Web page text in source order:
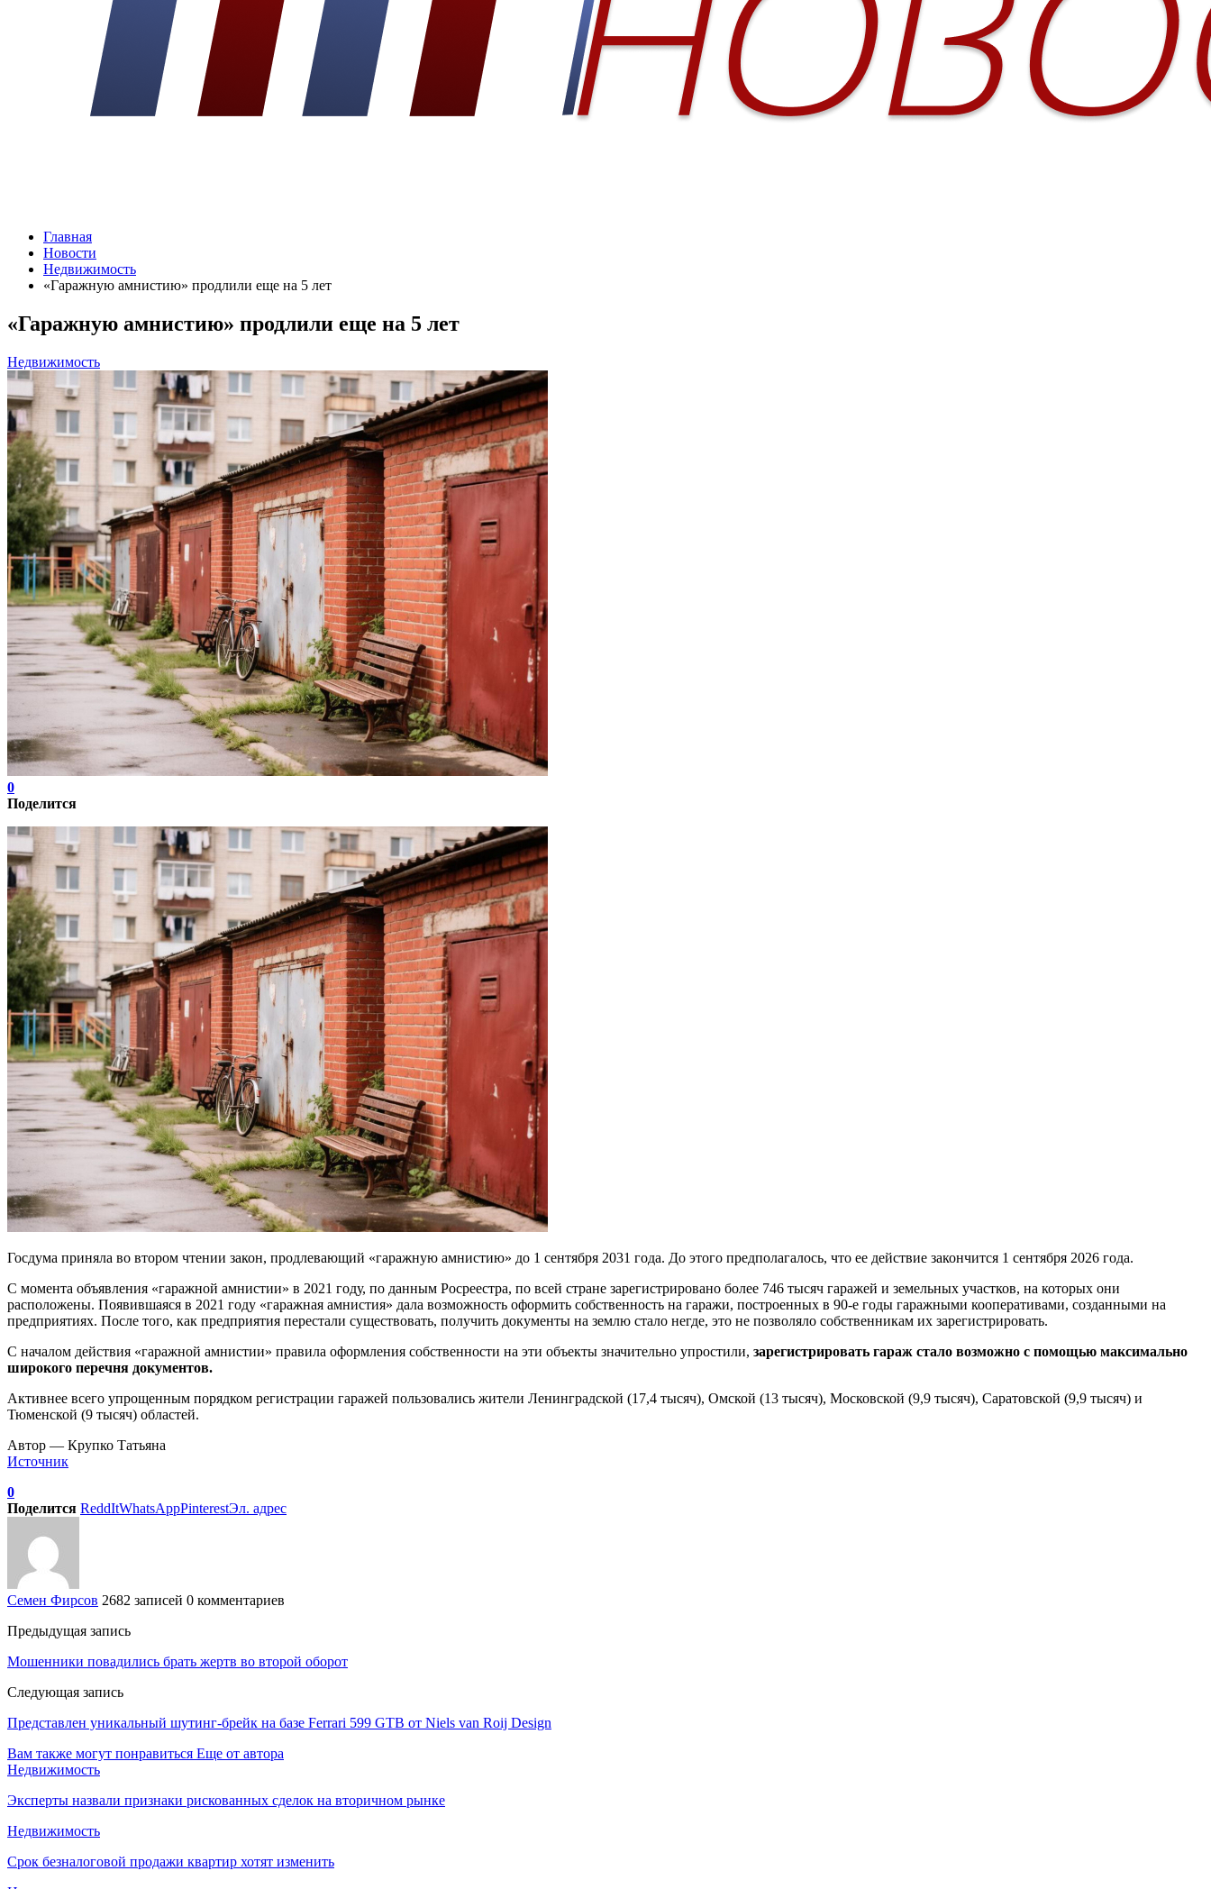
Главная
Новости
Недвижимость
«Гаражную амнистию» продлили еще на 5 лет
«Гаражную амнистию» продлили еще на 5 лет
Недвижимость
0
Поделится
Госдума приняла во втором чтении закон, продлевающий «гаражную амнистию» до 1 сентября 2031 года. До этого предполагалось, что ее действие закончится 1 сентября 2026 года.
С момента объявления «гаражной амнистии» в 2021 году, по данным Росреестра, по всей стране зарегистрировано более 746 тысяч гаражей и земельных участков, на которых они
расположены. Появившаяся в 2021 году «гаражная амнистия» дала возможность оформить собственность на гаражи, построенных в 90-е годы гаражными кооперативами, созданными на
предприятиях. После того, как предприятия перестали существовать, получить документы на землю стало негде, это не позволяло собственникам их зарегистрировать.
С началом действия «гаражной амнистии» правила оформления собственности на эти объекты значительно упростили, зарегистрировать гараж стало возможно с помощью максимально
широкого перечня документов.
Активнее всего упрощенным порядком регистрации гаражей пользовались жители Ленинградской (17,4 тысяч), Омской (13 тысяч), Московской (9,9 тысяч), Саратовской (9,9 тысяч) и
Тюменской (9 тысяч) областей.
Автор — Крупко Татьяна
Источник
0
Поделится ReddItWhatsAppPinterestЭл. адрес
Семен Фирсов 2682 записей 0 комментариев
Предыдущая запись
Мошенники повадились брать жертв во второй оборот
Следующая запись
Представлен уникальный шутинг-брейк на базе Ferrari 599 GTB от Niels van Roij Design
Вам также могут понравиться Еще от автора
Недвижимость
Эксперты назвали признаки рискованных сделок на вторичном рынке
Недвижимость
Срок безналоговой продажи квартир хотят изменить